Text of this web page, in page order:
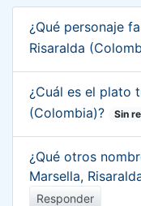
¿Qué personaje
Risaralda
¿Cuál es el plato
(Colombia)?
Sin
¿Qué otros
Marsella,
Responder